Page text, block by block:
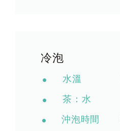
冷泡
水溫
茶：水
沖泡時間